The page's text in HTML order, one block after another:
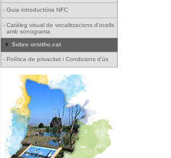
- Guia introductòria NFC
- Catàleg visual de vocalitzacions d'ocells
amb sonograma
Sobre ornitho.cat
- Política de privacitat i Condicions d'ús